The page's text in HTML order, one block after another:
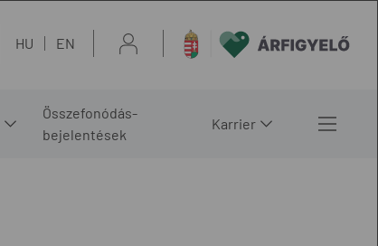
HU EN
Összefonódás-
bejelentések
Karrier